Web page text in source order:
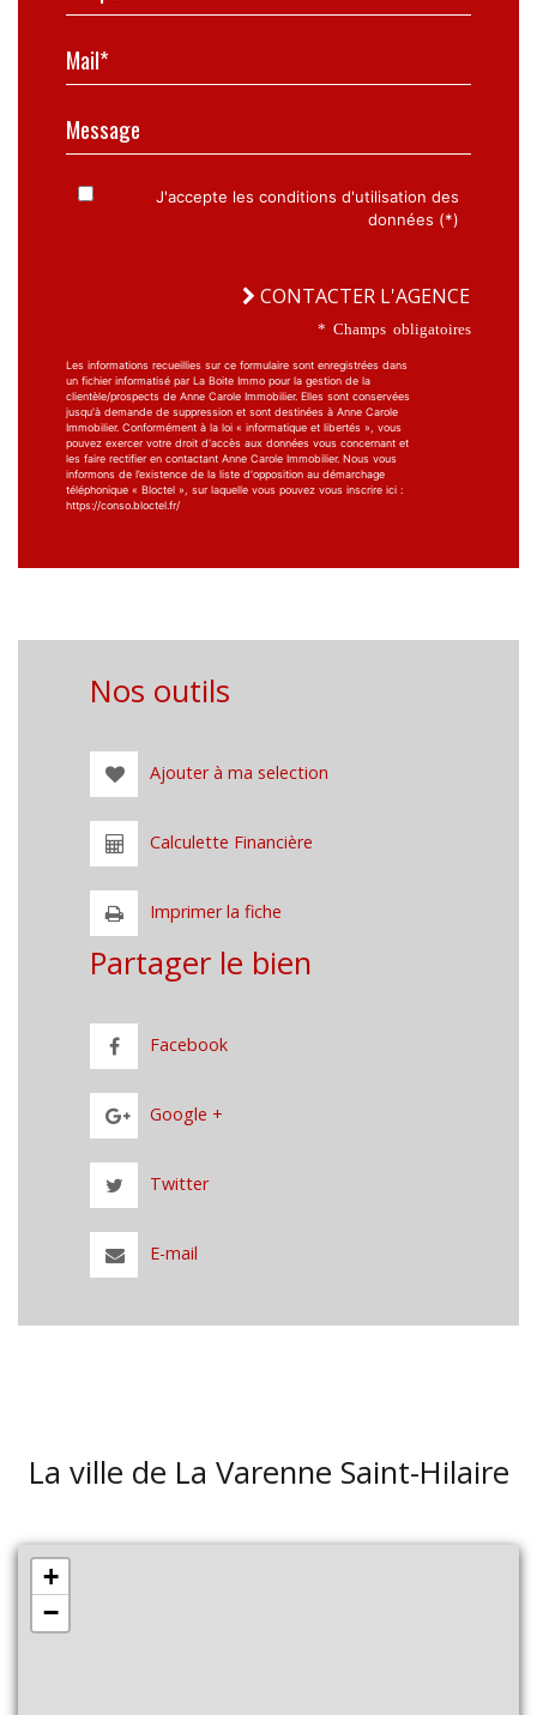
Mail*
Message
J'accepte les conditions d'utilisation des
données (*)
CONTACTER L'AGENCE
* Champs obligatoires
Les informations recueillies sur ce formulaire sont enregistrées dans
un fichier informatisé par La Boite Immo pour la gestion de la
clientèle/prospects de Anne Carole Immobilier. Elles sont conservées
jusqu'à demande de suppression et sont destinées à Anne Carole
Immobilier. Conformément à la loi « informatique et libertés », vous
pouvez exercer votre droit d'accès aux données vous concernant et
les faire rectifier en contactant Anne Carole Immobilier. Nous vous
informons de l’existence de la liste d'opposition au démarchage
téléphonique « Bloctel », sur laquelle vous pouvez vous inscrire ici :
https://conso.bloctel.fr/
Nos outils
Ajouter à ma selection
Calculette Financière
Imprimer la fiche
Partager le bien
Facebook
Google +
Twitter
E-mail
La ville de La Varenne Saint-Hilaire
+
−